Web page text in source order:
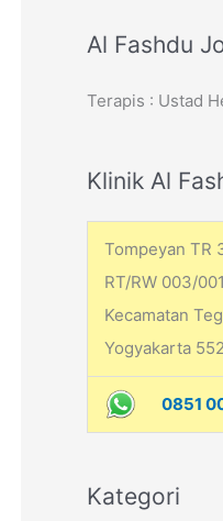
r
h
o
Al Fashdu
Terapis : Ustad
Klinik Al
Tompeyan TR
RT/RW 003/
Kecamatan
Yogyakarta
0851
Kategori